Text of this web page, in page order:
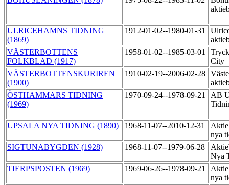
ULRICEHAMNS TIDNING
(1869)
1912-01-02--1980-01-31
VÄSTERBOTTENS
FOLKBLAD (1917)
1958-01-02--1985-03-01
City
VÄSTERBOTTENSKURIREN
(1900)
1910-02-19--2006-02-28
ÖSTHAMMARS TIDNING
(1969)
1970-09-24--1978-09-21
AB
UPSALA NYA TIDNING (1890) 1968-11-07--2010-12-31
nya
SIGTUNABYGDEN (1928)
1968-11-07--1979-06-28
Nya
TIERPSPOSTEN (1969)
1969-06-26--1978-09-21
nya